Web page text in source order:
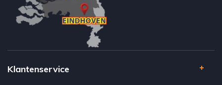
Klantenservice